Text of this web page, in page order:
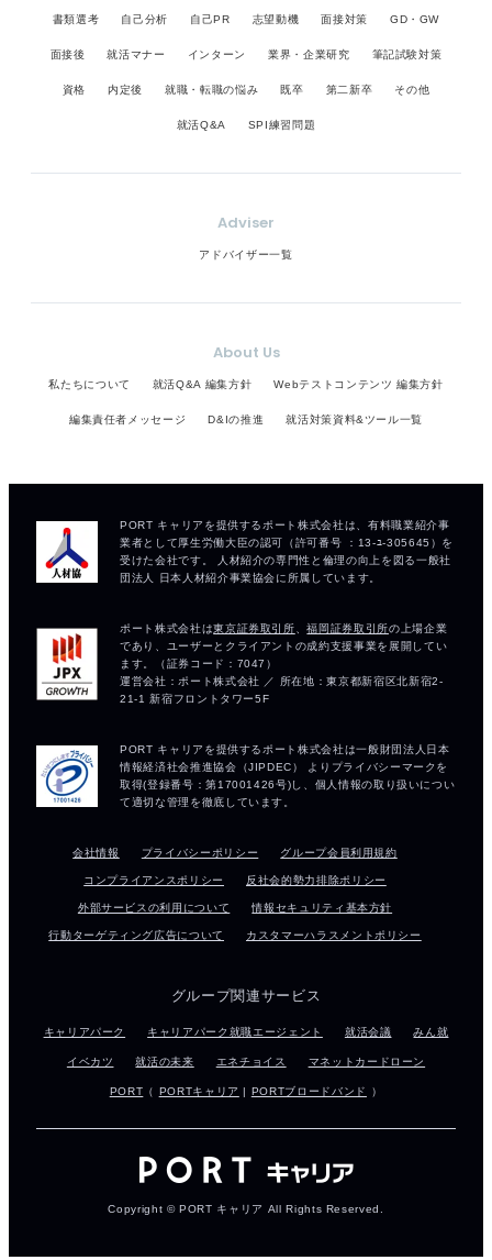
書類選考 自己分析 自己PR 志望動機 面接対策 GD・GW
面接後 就活マナー インターン 業界・企業研究 筆記試験対策
資格 内定後 就職・転職の悩み 既卒 第二新卒 その他
就活Q&A SPI練習問題
Adviser
アドバイザー一覧
About Us
私たちについて 就活Q&A 編集方針 Webテストコンテンツ 編集方針
編集責任者メッセージ D&Iの推進 就活対策資料&ツール一覧
会社情報 プライバシーポリシー グループ会員利用規約
コンプライアンスポリシー 反社会的勢力排除ポリシー
外部サービスの利用について 情報セキュリティ基本方針
行動ターゲティング広告について カスタマーハラスメントポリシー